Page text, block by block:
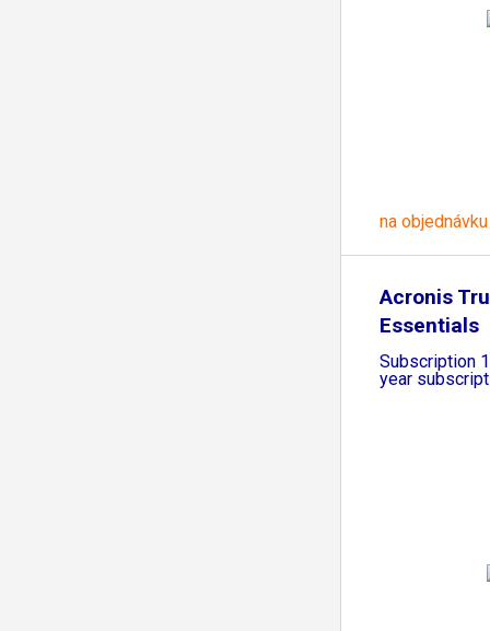
na objednávku
Acronis
Essentials
Subscription
year